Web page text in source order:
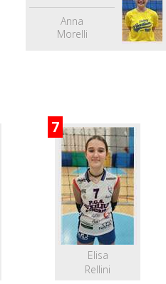
Anna
Morelli
7
Elisa
Rellini